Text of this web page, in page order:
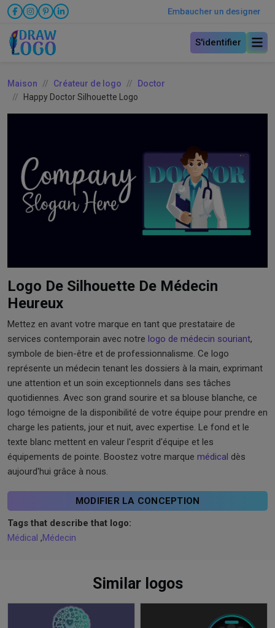
Embaucher un designer
S'identifier
Maison Créateur de logo
Doctor
Happy Doctor Silhouette Logo
Logo De Silhouette De Médecin
Heureux
Mettez en avant votre marque en tant que prestataire de
services contemporain avec notre logo de médecin souriant,
symbole de bien-être et de professionnalisme. Ce logo
représente un médecin tenant les dossiers à la main, exprimant
une attention et un soin exceptionnels dans ses tâches
quotidiennes. Avec son grand sourire et sa blouse blanche, ce
logo témoigne de la disponibilité de votre équipe pour prendre en
charge les patients, jour et nuit, avec expertise. Le fond et le
texte blanc mettent en valeur l'esprit d'équipe et les
équipements de pointe. Boostez votre marque médical dès
aujourd'hui grâce à nous.
MODIFIER LA CONCEPTION
Tags that describe that logo:
Médical ,Médecin
Similar logos